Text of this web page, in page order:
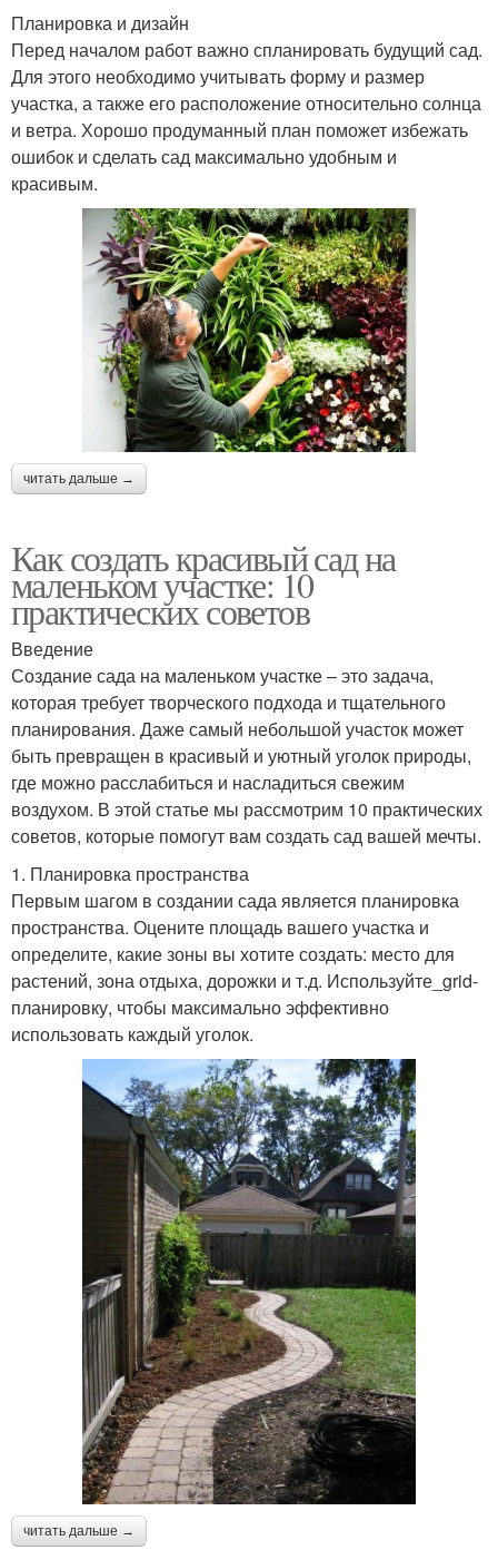
Планировка и дизайн
Перед началом работ важно спланировать будущий сад.
Для этого необходимо учитывать форму и размер
участка, а также его расположение относительно солнца
и ветра. Хорошо продуманный план поможет избежать
ошибок и сделать сад максимально удобным и
красивым.
читать дальше →
Как создать красивый сад на
маленьком участке: 10
практических советов
Введение
Создание сада на маленьком участке – это задача,
которая требует творческого подхода и тщательного
планирования. Даже самый небольшой участок может
быть превращен в красивый и уютный уголок природы,
где можно расслабиться и насладиться свежим
воздухом. В этой статье мы рассмотрим 10 практических
советов, которые помогут вам создать сад вашей мечты.
1. Планировка пространства
Первым шагом в создании сада является планировка
пространства. Оцените площадь вашего участка и
определите, какие зоны вы хотите создать: место для
растений, зона отдыха, дорожки и т.д. Используйте_grid-
планировку, чтобы максимально эффективно
использовать каждый уголок.
читать дальше →